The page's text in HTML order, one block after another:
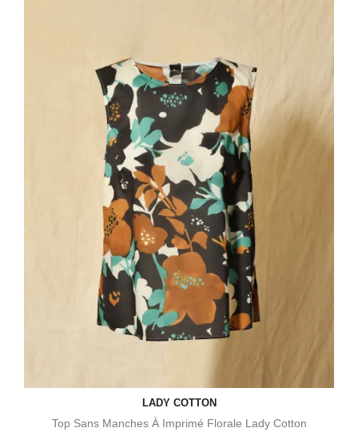
LADY COTTON
Top Sans Manches À Imprimé Florale Lady Cotton